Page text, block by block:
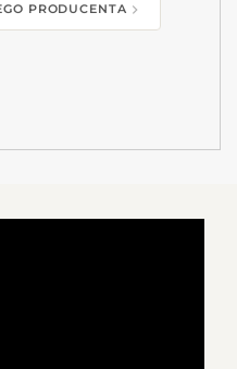
PRODUCENTA